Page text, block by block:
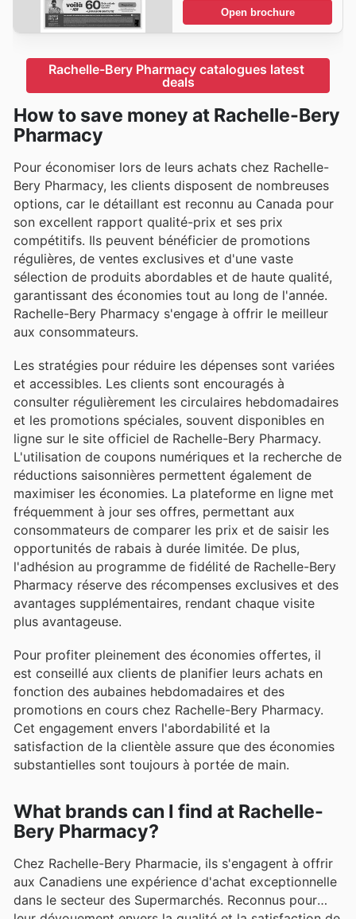
Open brochure
Rachelle-Bery Pharmacy catalogues latest
deals
How to save money at Rachelle-Bery
Pharmacy
Pour économiser lors de leurs achats chez Rachelle-
Bery Pharmacy, les clients disposent de nombreuses
options, car le détaillant est reconnu au Canada pour
son excellent rapport qualité-prix et ses prix
compétitifs. Ils peuvent bénéficier de promotions
régulières, de ventes exclusives et d'une vaste
sélection de produits abordables et de haute qualité,
garantissant des économies tout au long de l'année.
Rachelle-Bery Pharmacy s'engage à offrir le meilleur
aux consommateurs.
Les stratégies pour réduire les dépenses sont variées
et accessibles. Les clients sont encouragés à
consulter régulièrement les circulaires hebdomadaires
et les promotions spéciales, souvent disponibles en
ligne sur le site officiel de Rachelle-Bery Pharmacy.
L'utilisation de coupons numériques et la recherche de
réductions saisonnières permettent également de
maximiser les économies. La plateforme en ligne met
fréquemment à jour ses offres, permettant aux
consommateurs de comparer les prix et de saisir les
opportunités de rabais à durée limitée. De plus,
l'adhésion au programme de fidélité de Rachelle-Bery
Pharmacy réserve des récompenses exclusives et des
avantages supplémentaires, rendant chaque visite
plus avantageuse.
Pour profiter pleinement des économies offertes, il
est conseillé aux clients de planifier leurs achats en
fonction des aubaines hebdomadaires et des
promotions en cours chez Rachelle-Bery Pharmacy.
Cet engagement envers l'abordabilité et la
satisfaction de la clientèle assure que des économies
substantielles sont toujours à portée de main.
What brands can I find at Rachelle-
Bery Pharmacy?
Chez Rachelle-Bery Pharmacie, ils s'engagent à offrir
aux Canadiens une expérience d'achat exceptionnelle
dans le secteur des Supermarchés. Reconnus pour